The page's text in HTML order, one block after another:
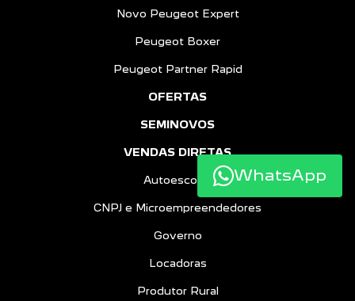
Novo Peugeot Expert
Peugeot Boxer
Peugeot Partner Rapid
OFERTAS
SEMINOVOS
VENDAS DIRETAS
Autoescolas
CNPJ e Microempreendedores
Governo
Locadoras
Produtor Rural
WhatsApp